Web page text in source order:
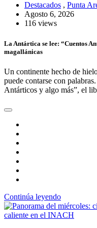
Destacados , Punta
Agosto 6, 2026
116 views
La Antártica se lee: “Cuentos
magallánicas
Un continente hecho de
puede contarse con
Antárticos y algo más”, el
Continúa leyendo